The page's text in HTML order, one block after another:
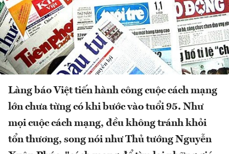
Làng báo Việt tiến hành công cuộc cách mạng
lớn chưa từng có khi bước vào tuổi 95. Như
mọi cuộc cách mạng, đều không tránh khỏi
tổn thương, song nói như Thủ tướng Nguyễn